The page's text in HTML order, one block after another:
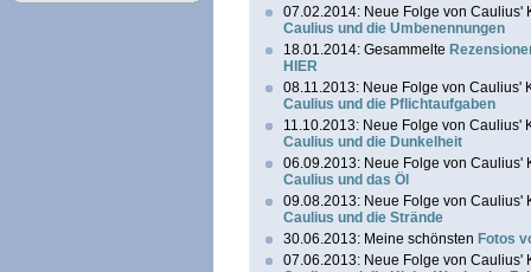
07.02.2014: Neue Folge von Caulius'
Caulius und die Umbenennungen
18.01.2014: Gesammelte
HIER
08.11.2013: Neue Folge von Caulius'
Caulius und die Pflichtaufgaben
11.10.2013: Neue Folge von Caulius'
Caulius und die Dunkelheit
06.09.2013: Neue Folge von Caulius'
Caulius und das Öl
09.08.2013: Neue Folge von Caulius'
Caulius und die Strände
30.06.2013: Meine schönsten Fotos
07.06.2013: Neue Folge von Caulius'